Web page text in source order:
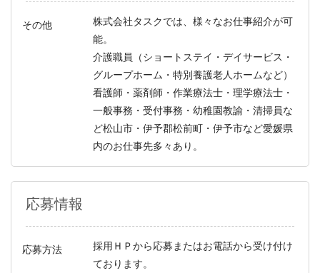
その他
株式会社タスクでは、様々なお仕事紹介が可
能。
介護職員（ショートステイ・デイサービス・
グループホーム・特別養護老人ホームなど）
看護師・薬剤師・作業療法士・理学療法士・
一般事務・受付事務・幼稚園教諭・清掃員な
ど松山市・伊予郡松前町・伊予市など愛媛県
内のお仕事先多々あり。
応募情報
応募方法
採用ＨＰから応募またはお電話から受け付け
ております。